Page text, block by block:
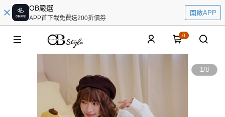
OB嚴選
APP首下載免費送200折價券
開啟APP
0
1/8